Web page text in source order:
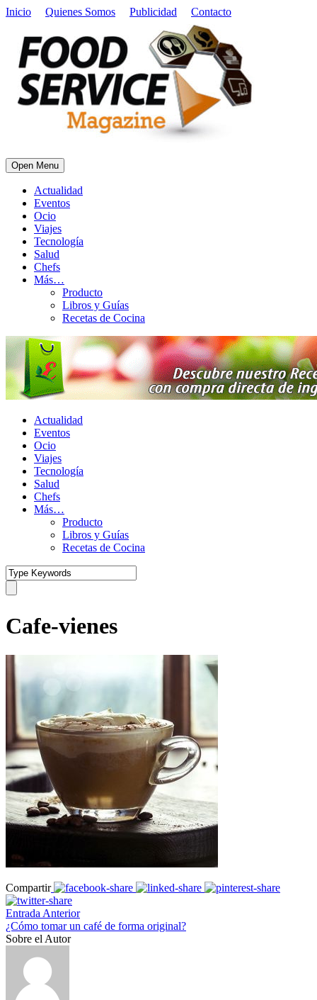
Inicio Quienes Somos Publicidad Contacto
Open Menu
Actualidad
Eventos
Ocio
Viajes
Tecnología
Salud
Chefs
Más…
Producto
Libros y Guías
Recetas de Cocina
Actualidad
Eventos
Ocio
Viajes
Tecnología
Salud
Chefs
Más…
Producto
Libros y Guías
Recetas de Cocina
Cafe-vienes
Compartir
Entrada Anterior
¿Cómo tomar un café de forma original?
Sobre el Autor